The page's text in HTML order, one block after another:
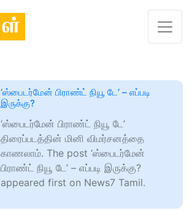
‘ஸ்பைடர்மேன் பிராண்ட் நியூ டே’ – எப்படி
இருக்கு?
‘ஸ்பைடர்மேன் பிராண்ட் நியூ டே’
திரைப்படத்தின் மினி விமர்சனத்தை
காணலாம். The post ‘ஸ்பைடர்மேன்
பிராண்ட் நியூ டே’ – எப்படி இருக்கு?
appeared first on News7 Tamil.